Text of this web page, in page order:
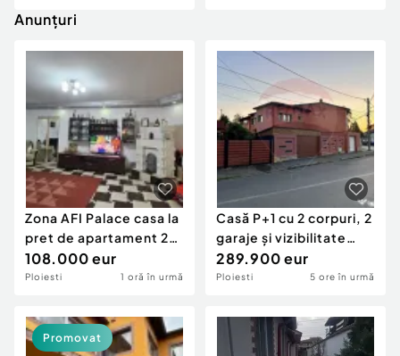
Anunțuri
Zona AFI Palace casa la
pret de apartament 2
camere central!
108.000 eur
Ploiesti 1 oră în urmă
Casă P+1 cu 2 corpuri, 2
garaje și vizibilitate
excelen...
289.900 eur
Ploiesti 5 ore în urmă
Promovat